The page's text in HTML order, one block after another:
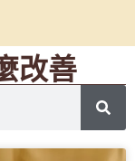
改善